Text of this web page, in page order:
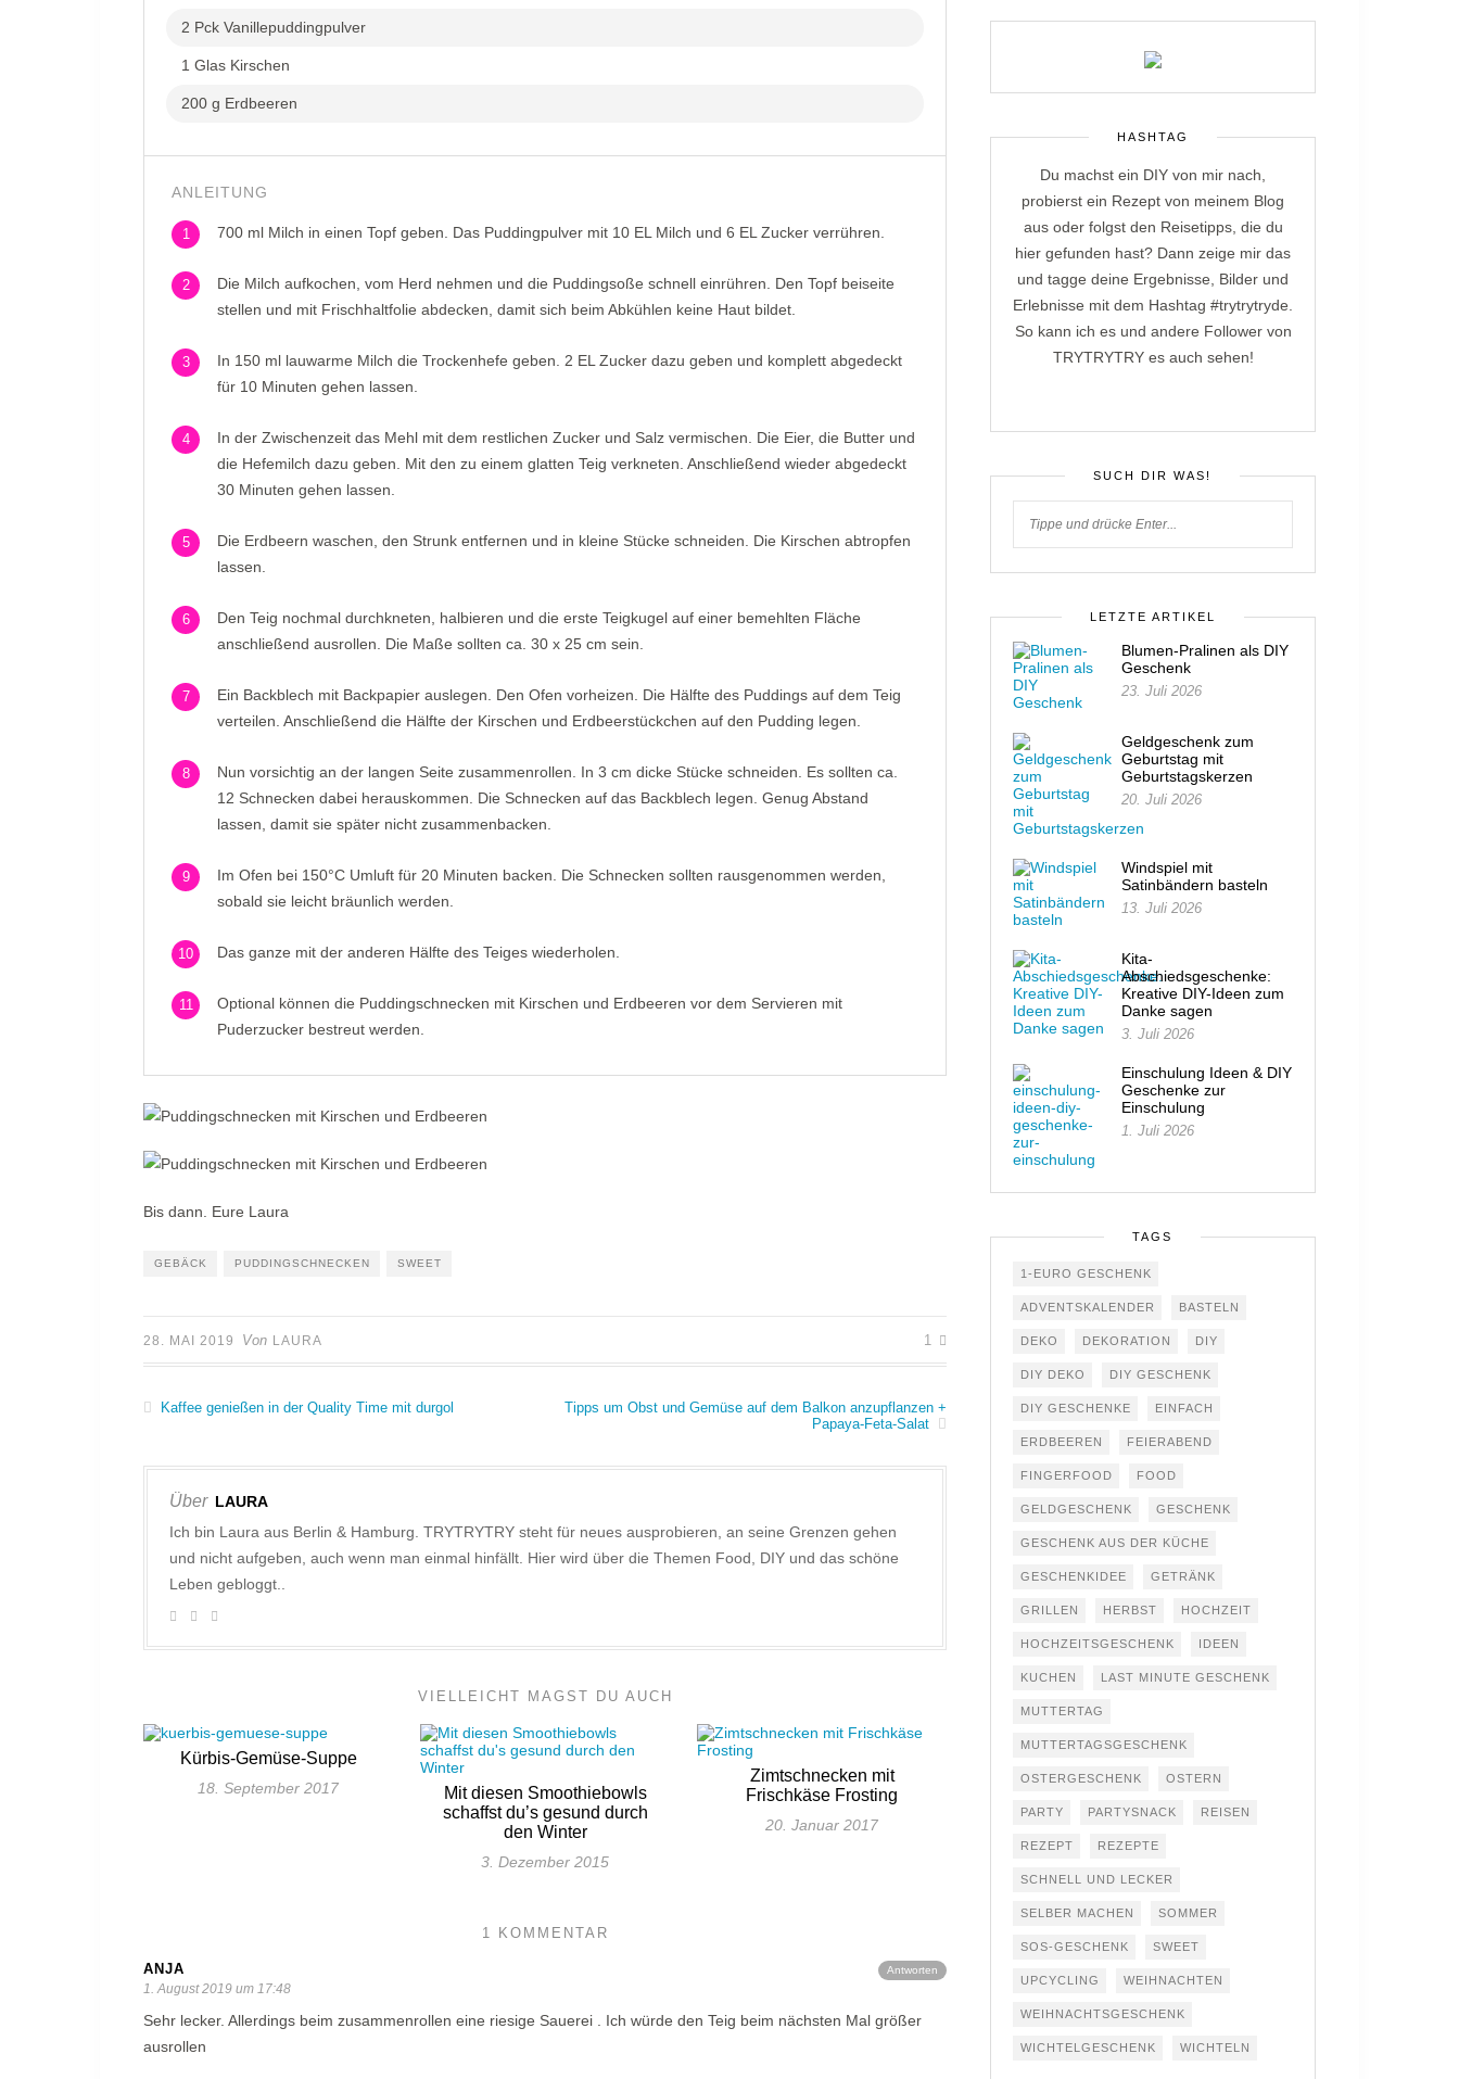
2 Pck Vanillepuddingpulver
1 Glas Kirschen
200 g Erdbeeren
ANLEITUNG
1 700 ml Milch in einen Topf geben. Das Puddingpulver mit 10 EL Milch und 6 EL Zucker verrühren.
2
Die Milch aufkochen, vom Herd nehmen und die Puddingsoße schnell einrühren. Den Topf beiseite
stellen und mit Frischhaltfolie abdecken, damit sich beim Abkühlen keine Haut bildet.
3
In 150 ml lauwarme Milch die Trockenhefe geben. 2 EL Zucker dazu geben und komplett abgedeckt
für 10 Minuten gehen lassen.
4
In der Zwischenzeit das Mehl mit dem restlichen Zucker und Salz vermischen. Die Eier, die Butter und
die Hefemilch dazu geben. Mit den zu einem glatten Teig verkneten. Anschließend wieder abgedeckt
30 Minuten gehen lassen.
5
Die Erdbeern waschen, den Strunk entfernen und in kleine Stücke schneiden. Die Kirschen abtropfen
lassen.
6
Den Teig nochmal durchkneten, halbieren und die erste Teigkugel auf einer bemehlten Fläche
anschließend ausrollen. Die Maße sollten ca. 30 x 25 cm sein.
7
Ein Backblech mit Backpapier auslegen. Den Ofen vorheizen. Die Hälfte des Puddings auf dem Teig
verteilen. Anschließend die Hälfte der Kirschen und Erdbeerstückchen auf den Pudding legen.
8
Nun vorsichtig an der langen Seite zusammenrollen. In 3 cm dicke Stücke schneiden. Es sollten ca.
12 Schnecken dabei herauskommen. Die Schnecken auf das Backblech legen. Genug Abstand
lassen, damit sie später nicht zusammenbacken.
9
Im Ofen bei 150°C Umluft für 20 Minuten backen. Die Schnecken sollten rausgenommen werden,
sobald sie leicht bräunlich werden.
10 Das ganze mit der anderen Hälfte des Teiges wiederholen.
11
Optional können die Puddingschnecken mit Kirschen und Erdbeeren vor dem Servieren mit
Puderzucker bestreut werden.
Bis dann. Eure Laura
GEBÄCK PUDDINGSCHNECKEN SWEET
28. MAI 2019 Von LAURA 1
Kaffee genießen in der Quality Time mit durgol
Tipps um Obst und Gemüse auf dem Balkon anzupflanzen +
Papaya-Feta-Salat
Über LAURA
Ich bin Laura aus Berlin & Hamburg. TRYTRYTRY steht für neues ausprobieren, an seine Grenzen gehen
und nicht aufgeben, auch wenn man einmal hinfällt. Hier wird über die Themen Food, DIY und das schöne
Leben gebloggt..
VIELLEICHT MAGST DU AUCH
Kürbis-Gemüse-Suppe
18. September 2017
Mit diesen Smoothiebowls
schaffst du’s gesund durch
den Winter
3. Dezember 2015
Zimtschnecken mit
Frischkäse Frosting
20. Januar 2017
1 KOMMENTAR
Antworten
ANJA
1. August 2019 um 17:48
Sehr lecker. Allerdings beim zusammenrollen eine riesige Sauerei . Ich würde den Teig beim nächsten Mal größer
ausrollen
HASHTAG
Du machst ein DIY von mir nach,
probierst ein Rezept von meinem Blog
aus oder folgst den Reisetipps, die du
hier gefunden hast? Dann zeige mir das
und tagge deine Ergebnisse, Bilder und
Erlebnisse mit dem Hashtag #trytrytryde.
So kann ich es und andere Follower von
TRYTRYTRY es auch sehen!
SUCH DIR WAS!
LETZTE ARTIKEL
Blumen-Pralinen als DIY
Geschenk
23. Juli 2026
Geldgeschenk zum
Geburtstag mit
Geburtstagskerzen
20. Juli 2026
Windspiel mit
Satinbändern basteln
13. Juli 2026
Kita-
Abschiedsgeschenke:
Kreative DIY-Ideen zum
Danke sagen
3. Juli 2026
Einschulung Ideen & DIY
Geschenke zur
Einschulung
1. Juli 2026
TAGS
1-EURO GESCHENK
ADVENTSKALENDER BASTELN
DEKO DEKORATION DIY
DIY DEKO DIY GESCHENK
DIY GESCHENKE EINFACH
ERDBEEREN FEIERABEND
FINGERFOOD FOOD
GELDGESCHENK GESCHENK
GESCHENK AUS DER KÜCHE
GESCHENKIDEE GETRÄNK
GRILLEN HERBST HOCHZEIT
HOCHZEITSGESCHENK IDEEN
KUCHEN LAST MINUTE GESCHENK
MUTTERTAG
MUTTERTAGSGESCHENK
OSTERGESCHENK OSTERN
PARTY PARTYSNACK REISEN
REZEPT REZEPTE
SCHNELL UND LECKER
SELBER MACHEN SOMMER
SOS-GESCHENK SWEET
UPCYCLING WEIHNACHTEN
WEIHNACHTSGESCHENK
WICHTELGESCHENK WICHTELN